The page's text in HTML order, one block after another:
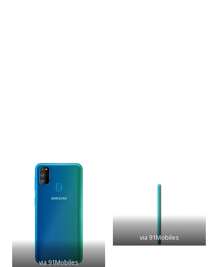
via 91Mobiles
via 91Mobiles